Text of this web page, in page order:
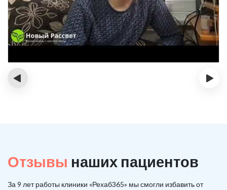
‹ ›
Отзывы наших пациентов
За 9 лет работы клиники «Рехаб365» мы смогли избавить от